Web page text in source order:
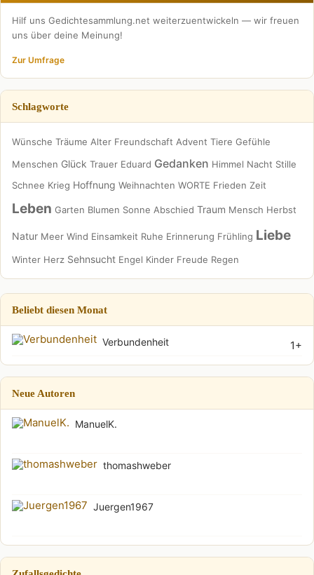
Hilf uns Gedichtesammlung.net weiterzuentwickeln — wir freuen
uns über deine Meinung!
Zur Umfrage
Schlagworte
Wünsche Träume Alter Freundschaft Advent Tiere Gefühle
Menschen Glück Trauer Eduard Gedanken Himmel Nacht Stille
Schnee Krieg Hoffnung Weihnachten WORTE Frieden Zeit
Leben Garten Blumen Sonne Abschied Traum Mensch Herbst
Natur Meer Wind Einsamkeit Ruhe Erinnerung Frühling Liebe
Winter Herz Sehnsucht Engel Kinder Freude Regen
Beliebt diesen Monat
1+
Verbundenheit
Neue Autoren
ManuelK.
thomashweber
Juergen1967